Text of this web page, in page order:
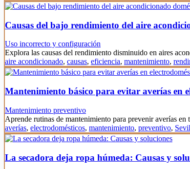
Causas del bajo rendimiento del aire
Uso incorrecto y configuración
Explora las causas del rendimiento disminuido en aires
aire acondicionado, causas, eficiencia, mantenimiento,
Mantenimiento básico para evitar averías en
Mantenimiento preventivo
Aprende rutinas de mantenimiento para prevenir averías
averías, electrodomésticos, mantenimiento, preventivo,
La secadora deja ropa húmeda: Causas y